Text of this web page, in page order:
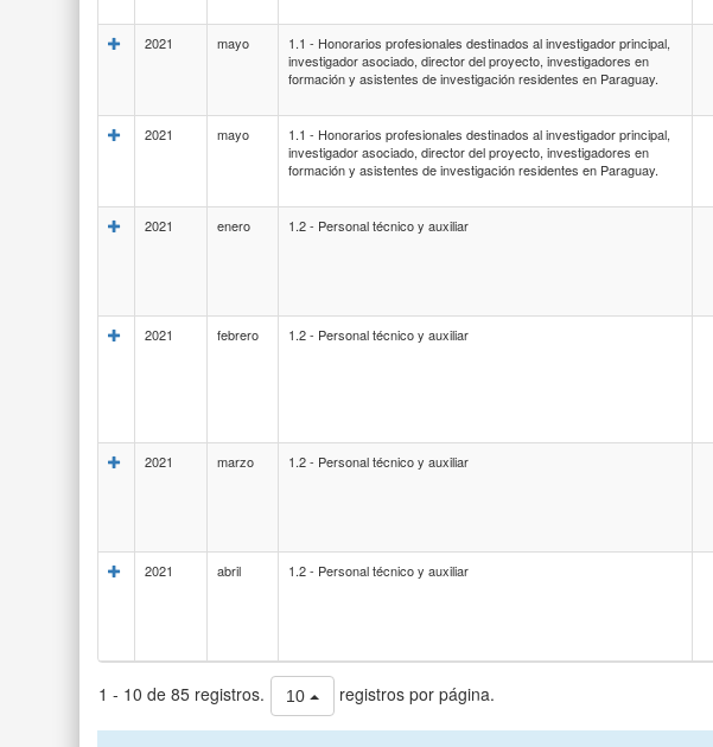
2021
mayo
1.1 - Honorarios profesionales destinados al investigador principal,
investigador asociado, director del proyecto, investigadores en
formación y asistentes de investigación residentes en Paraguay.
2021
mayo
1.1 - Honorarios profesionales destinados al investigador principal,
investigador asociado, director del proyecto, investigadores en
formación y asistentes de investigación residentes en Paraguay.
2021
enero 1.2 - Personal técnico y auxiliar
2021
febrero 1.2 - Personal técnico y auxiliar
2021
marzo 1.2 - Personal técnico y auxiliar
2021
abril 1.2 - Personal técnico y auxiliar
1 - 10 de 85 registros. 10 registros por página.